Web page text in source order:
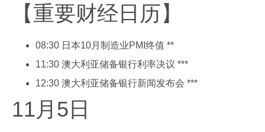
【重要财经日历】
08:30 日本10月制造业PMI终值 **
11:30 澳大利亚储备银行利率决议 ***
12:30 澳大利亚储备银行新闻发布会 ***
11月5日